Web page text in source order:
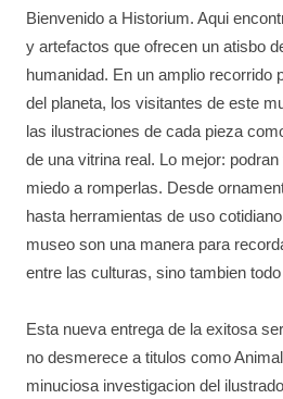
Bienvenido a Historium. Aqui
y artefactos que ofrecen un atisbo
humanidad. En un amplio recorrido
del planeta, los visitantes de este
las ilustraciones de cada pieza
de una vitrina real. Lo mejor:
miedo a romperlas. Desde
hasta herramientas de uso
museo son una manera para
entre las culturas, sino tambien
Esta nueva entrega de la exitosa
no desmerece a titulos como
minuciosa investigacion del